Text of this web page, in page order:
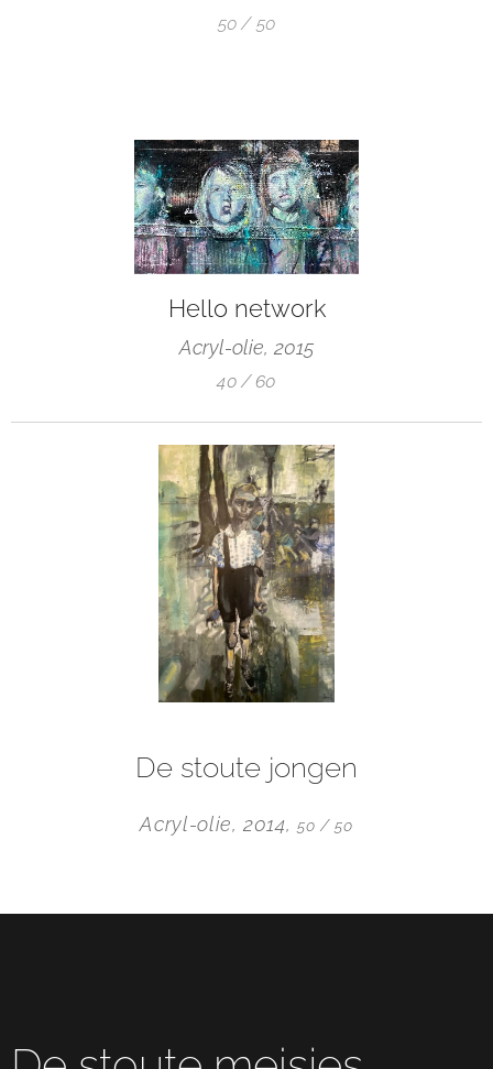
50 / 50
Hello network
Acryl-olie, 2015
40 / 60
De stoute jongen
Acryl-olie, 2014,50 / 50